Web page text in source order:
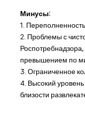
Минусы:
1. Переполненность
2. Проблемы с
превышением по
3. Ограниченное
4. Высокий
близости